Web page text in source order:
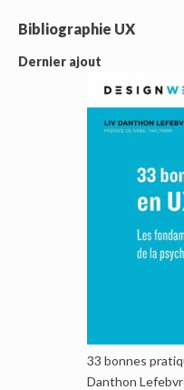
Bibliographie UX
Dernier ajout
33 bonnes
Danthon